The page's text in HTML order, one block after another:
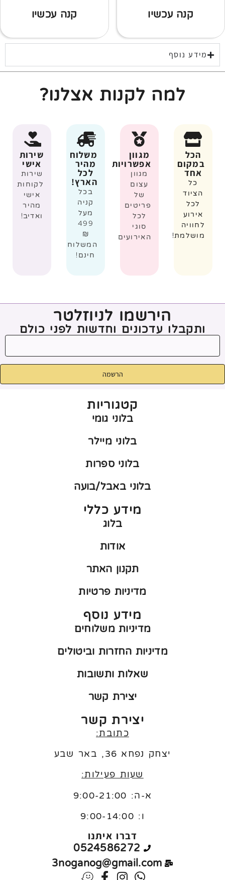
קנה עכשיו קנה עכשיו
מידע נוסף
למה לקנות אצלנו?
הכל
במקום
אחד
כל
הציוד
לכל
אירוע
לחוויה
מושלמת!
מגוון
אפשרויות
מגוון
עצום
של
פריטים
לכל
סוגי
האירועים
משלוח
מהיר
לכל
הארץ!
בכל
קניה
מעל
499
₪
המשלוח
חינם!
שירות
אישי
שירות
לקוחות
אישי
מהיר
ואדיב!
הירשמו לניוזלטר
ותקבלו עדכונים וחדשות לפני כולם
הרשמה
קטגוריות
בלוני גומי
בלוני מיילר
בלוני ספרות
בלוני באבל/בועה
מידע כללי
בלוג
אודות
תקנון האתר
מדיניות פרטיות
מידע נוסף
מדיניות משלוחים
מדיניות החזרות וביטולים
שאלות ותשובות
יצירת קשר
יצירת קשר
כתובת:
יצחק נפחא 36, באר שבע
שעות פעילות:
א-ה: 9:00-21:00
ו: 9:00-14:00
דברו איתנו
0524586272
3noganog@gmail.com